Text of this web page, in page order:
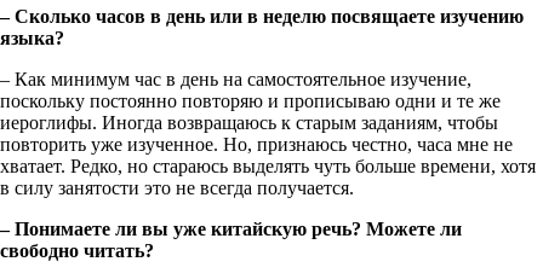
– Сколько часов в день или в неделю посвящаете изучению
языка?
– Как минимум час в день на самостоятельное изучение,
поскольку постоянно повторяю и прописываю одни и те же
иероглифы. Иногда возвращаюсь к старым заданиям, чтобы
повторить уже изученное. Но, признаюсь честно, часа мне не
хватает. Редко, но стараюсь выделять чуть больше времени, хотя
в силу занятости это не всегда получается.
– Понимаете ли вы уже китайскую речь? Можете ли
свободно читать?